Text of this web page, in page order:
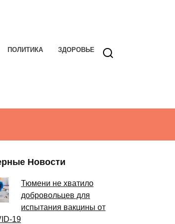
ПОЛИТИКА ЗДОРОВЬЕ
Новости
Тюмени не хватило
добровольцев для
испытания вакцины от
19